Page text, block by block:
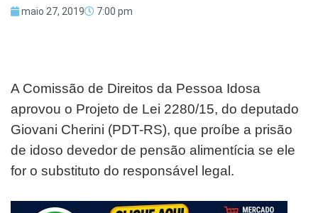
maio 27, 2019 7:00 pm
A Comissão de Direitos da Pessoa Idosa
aprovou o Projeto de Lei 2280/15, do deputado
Giovani Cherini (PDT-RS), que proíbe a prisão
de idoso devedor de pensão alimentícia se ele
for o substituto do responsável legal.